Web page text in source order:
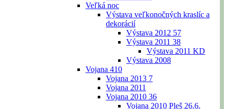
Veľká noc
Výstava veľkonočných kraslíc a
dekorácií
Výstava 2012 57
Výstava 2011 38
Výstava 2011 KD
Výstava 2008
Vojana 410
Vojana 2013 7
Vojana 2011
Vojana 2010 36
Vojana 2010 Pleš 26.6.